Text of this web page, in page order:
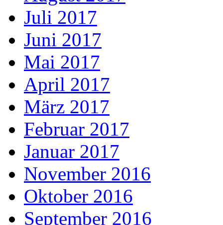
Juli 2017
Juni 2017
Mai 2017
April 2017
März 2017
Februar 2017
Januar 2017
November 2016
Oktober 2016
September 2016